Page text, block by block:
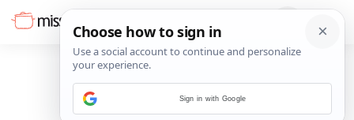
Sign in with Google